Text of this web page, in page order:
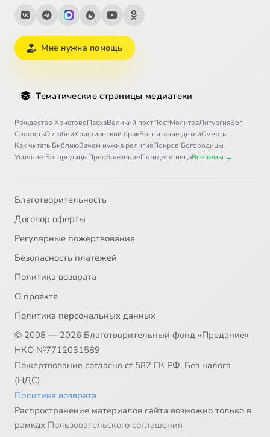
Мне нужна помощь
Тематические страницы медиатеки
Рождество ХристовоПасхаВеликий постПостМолитваЛитургияБог
СвятостьО любвиХристианский бракВоспитание детейСмерть
Как читать БиблиюЗачем нужна религияПокров Богородицы
Успение БогородицыПреображениеПятидесятницаВсе темы →
Благотворительность
Договор оферты
Регулярные пожертвования
Безопасность платежей
Политика возврата
О проекте
Политика персональных данных
© 2008 — 2026 Благотворительный фонд «Предание»
НКО №7712031589
Пожертвование согласно ст.582 ГК РФ. Без налога
(НДС)
Политика возврата
Распространение материалов сайта возможно только в
рамках Пользовательского соглашения